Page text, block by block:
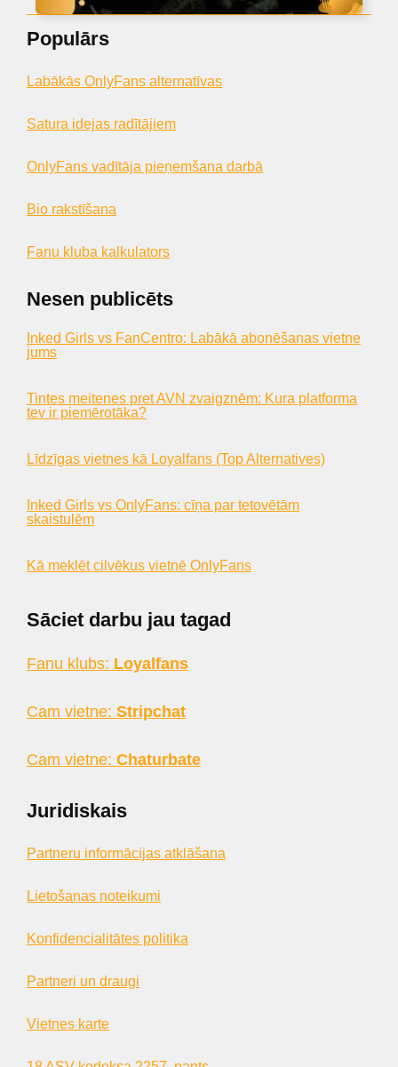
Populārs
Labākās OnlyFans alternatīvas
Satura idejas radītājiem
OnlyFans vadītāja pieņemšana darbā
Bio rakstīšana
Fanu kluba kalkulators
Nesen publicēts
Inked Girls vs FanCentro: Labākā abonēšanas vietne
jums
Tintes meitenes pret AVN zvaigznēm: Kura platforma
tev ir piemērotāka?
Līdzīgas vietnes kā Loyalfans (Top Alternatives)
Inked Girls vs OnlyFans: cīņa par tetovētām
skaistulēm
Kā meklēt cilvēkus vietnē OnlyFans
Sāciet darbu jau tagad
Fanu klubs: Loyalfans
Cam vietne: Stripchat
Cam vietne: Chaturbate
Juridiskais
Partneru informācijas atklāšana
Lietošanas noteikumi
Konfidencialitātes politika
Partneri un draugi
Vietnes karte